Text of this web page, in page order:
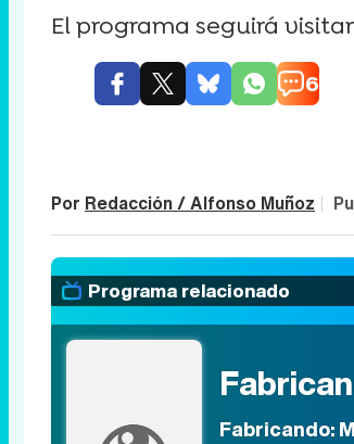
El programa seguirá
6
Por Redacción / Alfonso Muñoz |
Programa relacionado
Fabricando: